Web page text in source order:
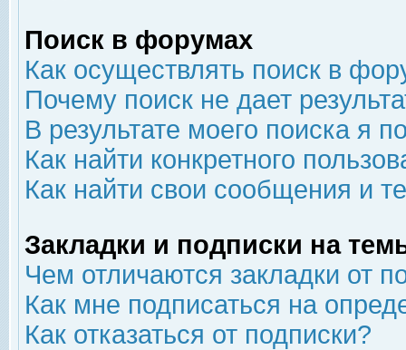
Поиск в форумах
Как осуществлять поиск в
Почему поиск не дает
В результате моего поиска я
Как найти конкретного
Как найти свои сообщения и
Закладки и подписки на
Чем отличаются закладки от
Как мне подписаться на
Как отказаться от подписки?